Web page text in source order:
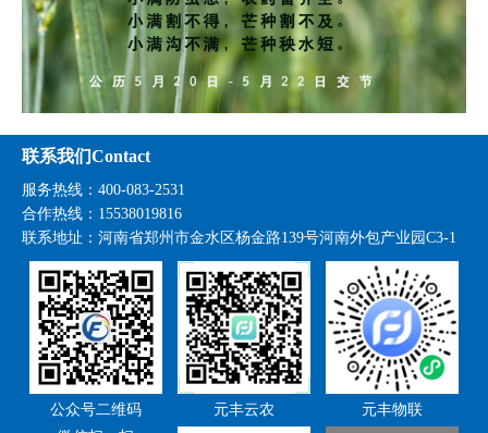
联系我们Contact
服务热线：400-083-2531
合作热线：15538019816
联系地址： 河南省郑州市金水区杨金路139号河南外包产业园C3-1
公众号二维码
元丰云农 元丰物联